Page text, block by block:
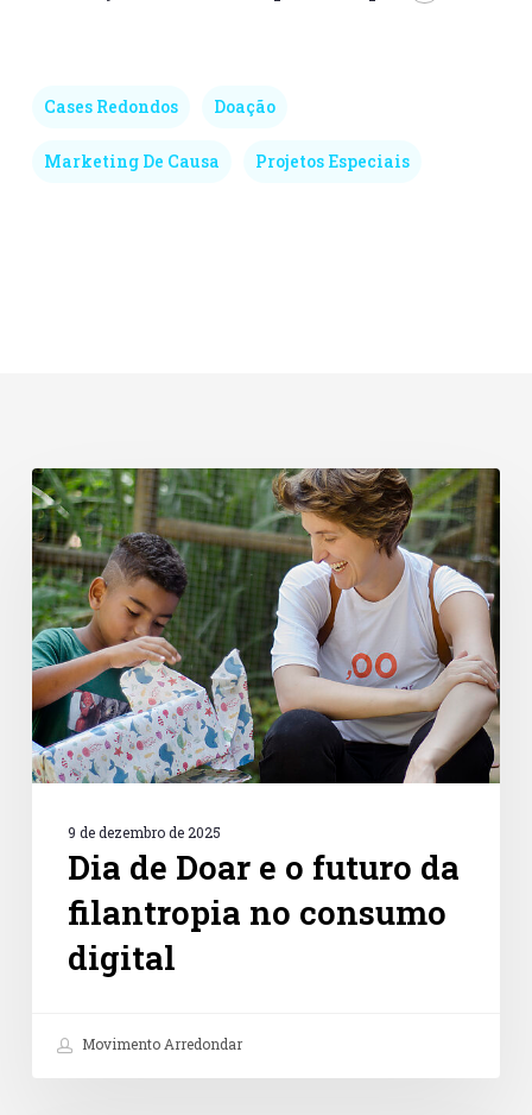
Cases Redondos Doação
Marketing De Causa Projetos Especiais
Dia
de
Doar
e
o
futuro
da
filantropia
no
consumo
digital
9 de dezembro de 2025
Dia de Doar e o futuro da
filantropia no consumo
digital
Movimento Arredondar